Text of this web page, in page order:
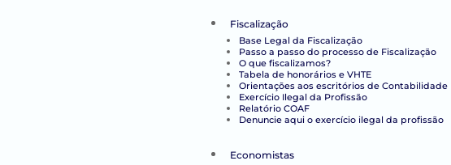
Fiscalização
Base Legal da Fiscalização
Passo a passo do processo de Fiscalização
O que fiscalizamos?
Tabela de honorários e VHTE
Orientações aos escritórios de Contabilidade
Exercício Ilegal da Profissão
Relatório COAF
Denuncie aqui o exercício ilegal da profissão
Economistas